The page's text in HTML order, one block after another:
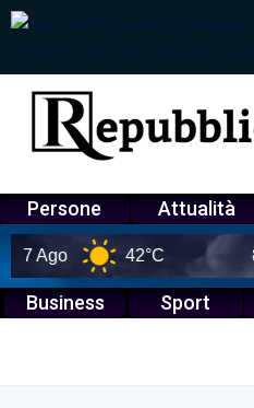
Persone Attualità
42°C 8 Ago
Business Sport